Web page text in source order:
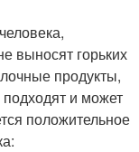
выносят горьких
продукты,
и может
положительное